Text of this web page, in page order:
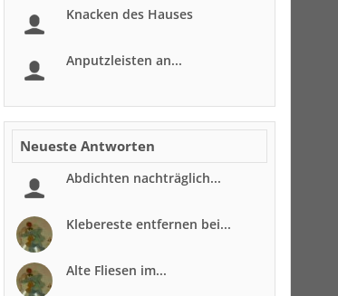
Knacken des Hauses
Anputzleisten an...
Neueste Antworten
Abdichten nachträglich...
Klebereste entfernen bei...
Alte Fliesen im...